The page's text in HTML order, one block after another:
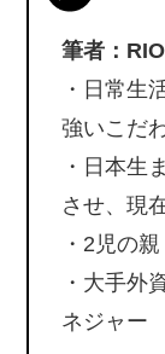
筆者：RIO
・日常生
強いこだ
・日本生
させ、現
・2児の親
・大手外
ネジャー